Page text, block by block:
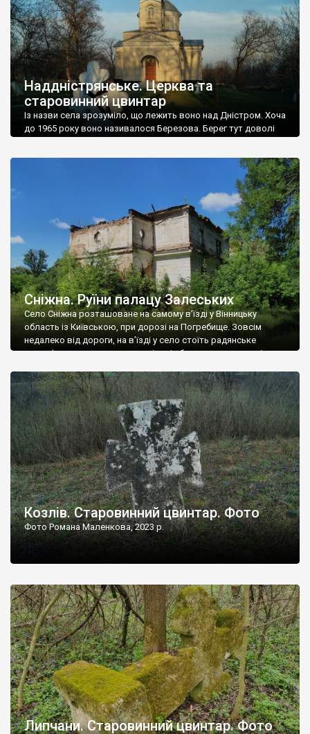
роках Болган […]
Наддністрянське. Церква та
старовинний цвинтар
Із назви села зрозуміло, що лежить воно над Дністром. Хоча
до 1965 року воно називалося Березова. Берег тут доволі
Наддністрянське відрізняється від більшості навколишніх
сіл. У селі є мурована Михайлівська церква. Точної дати […]
Сніжна. Руїни палацу Залеських
Село Сніжна розташоване на самому в’їзді у Вінницьку
область із Київською, при дорозі на Погребище. Зовсім
недалеко від дороги, на в’їзді у село стоїть радянське
рельєфне пано, яке показує жінку і яблуню, а трохи далі, десь
не видно, але видно дві стареньких колії у траві – […]
Козлів. Старовинний цвинтар. Фото
Фото Романа Маленкова, 2023 р.
Липчани. Старовинний цвинтар. Фото